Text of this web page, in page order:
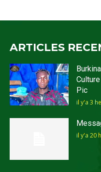
ARTICLES
Pic
il y'a 3
il y'a 20